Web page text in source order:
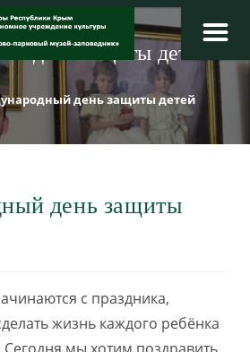
день защиты детей
день защиты детей
день защиты
с праздника,
жизнь каждого ребёнка